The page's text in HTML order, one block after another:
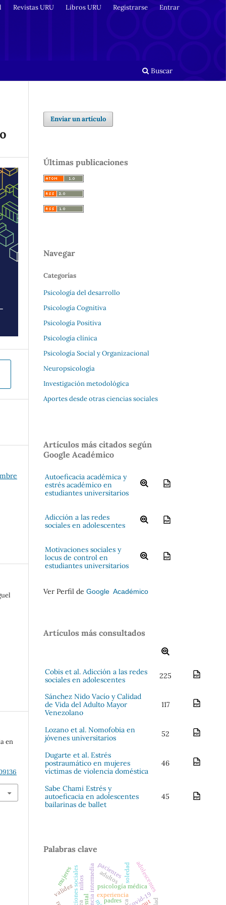
Buscar
Revistas URU Libros URU Registrarse Entrar
en
Enviar un artículo
Últimas publicaciones
Navegar
Categorías
Psicología del desarrollo
Psicología Cognitiva
Psicología Positiva
Psicología clínica
Psicología Social y Organizacional
Neuropsicología
Investigación metodológica
Aportes desde otras ciencias sociales
Artículos más citados según
Google Académico
Autoeficacia académica y
estrés académico en
estudiantes universitarios
Adicción a las redes
sociales en adolescentes
Motivaciones sociales y
locus de control en
estudiantes universitarios
Ver Perfil de Google Académico
Artículos más consultados
Cobis et al. Adicción a las redes
sociales en adolescentes
225
Sánchez Nido Vacío y Calidad
de Vida del Adulto Mayor
Venezolano
117
Lozano et al. Nomofobia en
jóvenes universitarios
52
Dugarte et al. Estrés
postraumático en mujeres
víctimas de violencia doméstica
46
Sabe Chami Estrés y
autoeficacia en adolescentes
bailarinas de ballet
45
Palabras clave
niños infancia intermedia padres covid-19
psicología médica
adultos soledad adolescentes
validez experiencia
pacientes
mujeres